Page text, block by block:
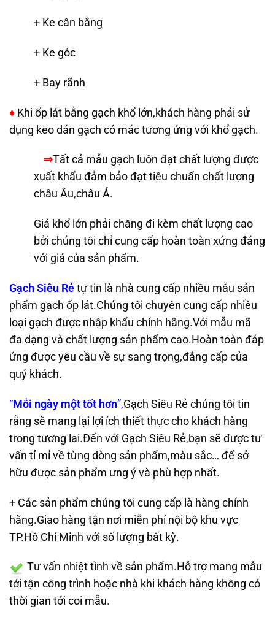
+ Ke cân bằng
+ Ke góc
+ Bay rãnh
♦ Khi ốp lát bằng gạch khổ lớn,khách hàng phải sử
dụng keo dán gạch có mác tương ứng với khổ gạch.
⇒Tất cả mẫu gạch luôn đạt chất lượng được
xuất khẩu đảm bảo đạt tiêu chuẩn chất lượng
châu Âu,châu Á.
Giá khổ lớn phải chăng đi kèm chất lượng cao
bởi chúng tôi chỉ cung cấp hoàn toàn xứng đáng
với giá của sản phẩm.
Gạch Siêu Rẻ tự tin là nhà cung cấp nhiều mẫu sản
phẩm gạch ốp lát.Chúng tôi chuyên cung cấp nhiều
loại gạch được nhập khẩu chính hãng.Với mẫu mã
đa dạng và chất lượng sản phẩm cao.Hoàn toàn đáp
ứng được yêu cầu về sự sang trọng,đẳng cấp của
quý khách.
“Mỗi ngày một tốt hơn”,Gạch Siêu Rẻ chúng tôi tin
rằng sẽ mang lại lợi ích thiết thực cho khách hàng
trong tương lai.Đến với Gạch Siêu Rẻ,bạn sẽ được tư
vấn tỉ mỉ về từng dòng sản phẩm,màu sắc… để sở
hữu được sản phẩm ưng ý và phù hợp nhất.
+ Các sản phẩm chúng tôi cung cấp là hàng chính
hãng.Giao hàng tận nơi miễn phí nội bộ khu vực
TP.Hồ Chí Minh với số lượng bất kỳ.
Tư vấn nhiệt tình về sản phẩm.Hỗ trợ mang mẫu
tới tận công trình hoặc nhà khi khách hàng không có
thời gian tới coi mẫu.